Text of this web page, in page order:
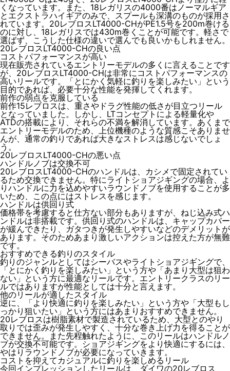
くなっています。また、18レガリスの4000番はノーマルギア
とエクストラハイギアのみで、スプールも深溝のものが採用さ
れています。20レブロスLT4000-CHがPE1.5号を200m巻ける
のに対し、18レガリスでは430m巻くことが可能です。軽さで
選ばず、こうした仕様の違いで選んでも良いかもしれません。
20レブロスLT4000-CHの良い点
コストパフォーマンスが高い
現在販売されているエントリーモデルの多くに言えることです
が、20レブロスLT4000-CHは非常にコストパフォーマンスの
高いリールです。
「とにかく気軽に釣りを楽しみたい」という
目的であれば、必要十分な性能を発揮してくれます。
前作の弱点を克服している
前作15レブロスは、重さやドラグ性能の低さが目立つリール
となっていました。しかし、LTコンセプトによる軽量化や
ATDの搭載により、それらの不満を解消しています。あくまで
エントリーモデルのため、上位機種のような質感こそありませ
んが、通常の釣りであれば大きなストレスは感じないでしょ
う。
20レブロスLT4000-CHの悪い点
ハンドルノブは交換不可
20レブロスLT4000-CHのハンドルは、カシメで固定されてい
るため交換できません。特にライトショアジギングの場合、よ
りハンドルに力を込めやすいラウンドノブを使用することが多
いため、この点にはストレスを感じます。
ハンドルは供回り式
価格帯を考慮すると仕方ない部分もありますが、ねじ込み式ハ
ンドルは非搭載です。供回り式のハンドルは、キャップカバー
が緩んできたり、ガタつきが発生しやすいなどのデメリットが
あります。そのためあまり激しいアクションは控えた方が無難
です。
おすすめできる釣りのスタイル
釣りのジャンルとしてはシーバスやライトショアジギングで、
「とにかく釣りを楽しみたい」という方や「あまり大型は狙わ
ない」という方に最適なリールです。エントリークラスのリー
ルではありますが性能としては十分と言えます。
他のリールが適したスタイル
逆に、「より快適に釣りを楽しみたい」という方や「大型もし
っかり狙いたい」という方にはあまりおすすめできません。
20レブロスは樹脂素材で製造されているため、大型とのやり
取りでは歪みが発生しやすく、十分な巻き上げ力を得ることが
できません。また先程触れたように、このリールはハンドルノ
ブが交換不可能です。ショアジギングをより快適にするには、
やはりラウンドノブが必要になっていきます。
コストを抑えてカジュアルに釣りを楽しめるリール
今回インプレッションしたリールは、ダイワの20レブロス